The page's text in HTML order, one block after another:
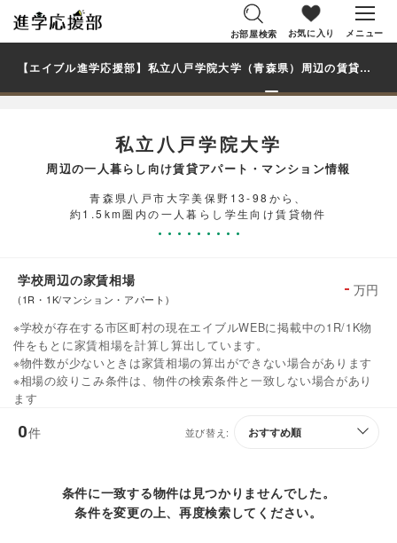
お部屋検索 お気に入り メニュー
【エイブル進学応援部】私立八戸学院大学（青森県）周辺の賃貸を探す｜学生・大学生の一人暮らし向け賃貸マンション・アパート
私立八戸学院大学
周辺の一人暮らし向け賃貸アパート・マンション情報
青森県八戸市大字美保野13-98から、
約1.5km圏内の一人暮らし学生向け賃貸物件
学校周辺の家賃相場
(1R・1K/マンション・アパート)
- 万円
※学校が存在する市区町村の現在エイブルWEBに掲載中の1R/1K物
件をもとに家賃相場を計算し算出しています。
※物件数が少ないときは家賃相場の算出ができない場合があります
※相場の絞りこみ条件は、物件の検索条件と一致しない場合があり
ます
0件 並び替え:
条件に一致する物件は見つかりませんでした。
条件を変更の上、再度検索してください。